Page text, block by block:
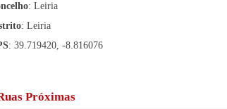
: Leiria
: Leiria
: 39.719420, -8.816076
Próximas